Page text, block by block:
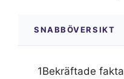
SNABBÖVERSIKT
1Bekräftade fakta